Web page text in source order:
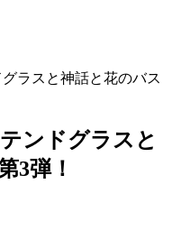
ラスと神話と花のバス
ンドグラスと
3弾！